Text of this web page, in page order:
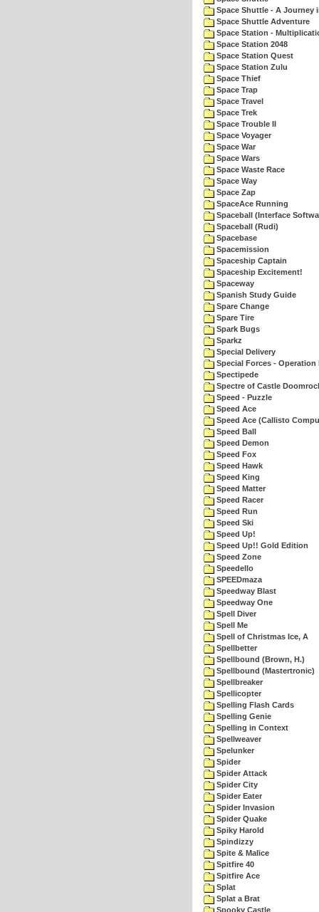
Space Shuttle - A Journey
Space Shuttle Adventure
Space Station -
Space Station 2048
Space Station Quest
Space Station Zulu
Space Thief
Space Trap
Space Travel
Space Trek
Space Trouble II
Space Voyager
Space War
Space Wars
Space Waste Race
Space Way
Space Zap
SpaceAce Running
Spaceball (Interface
Spaceball (Rudi)
Spacebase
Spacemission
Spaceship Captain
Spaceship Excitement!
Spaceway
Spanish Study Guide
Spare Change
Spare Tire
Spark Bugs
Sparkz
Special Delivery
Special Forces - Operation
Spectipede
Spectre of Castle
Speed - Puzzle
Speed Ace
Speed Ace (Callisto
Speed Ball
Speed Demon
Speed Fox
Speed Hawk
Speed King
Speed Matter
Speed Racer
Speed Run
Speed Ski
Speed Up!
Speed Up!! Gold Edition
Speed Zone
Speedello
SPEEDmaza
Speedway Blast
Speedway One
Spell Diver
Spell Me
Spell of Christmas Ice, A
Spellbetter
Spellbound (Brown, H.)
Spellbound (Mastertronic)
Spellbreaker
Spellicopter
Spelling Flash Cards
Spelling Genie
Spelling in Context
Spellweaver
Spelunker
Spider
Spider Attack
Spider City
Spider Eater
Spider Invasion
Spider Quake
Spiky Harold
Spindizzy
Spite & Malice
Spitfire 40
Spitfire Ace
Splat
Splat a Brat
Spooky Castle